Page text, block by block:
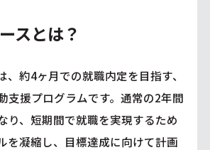
スとは？
、約4ヶ月での就職内定を目指す、
支援プログラムです。通常の2年間
り、短期間で就職を実現するため
を凝縮し、目標達成に向けて計画